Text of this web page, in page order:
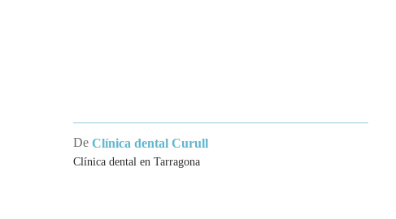
De Clínica dental Curull
Clínica dental en Tarragona